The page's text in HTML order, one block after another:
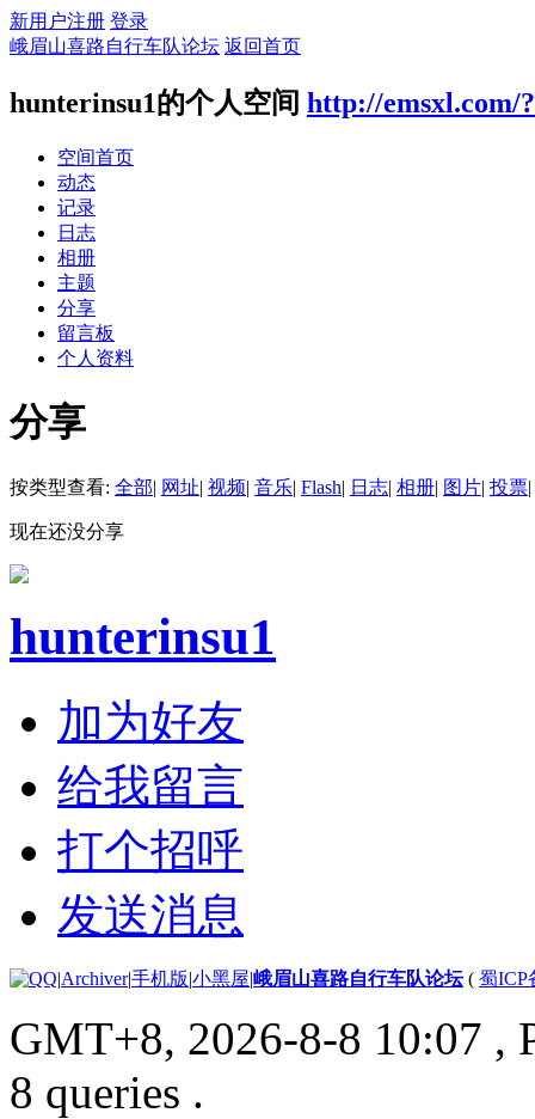
新用户注册 登录
峨眉山喜路自行车队论坛 返回首页
hunterinsu1的个人空间 http://emsxl.com/
空间首页
动态
记录
日志
相册
主题
分享
留言板
个人资料
分享
按类型查看: 全部| 网址| 视频| 音乐| Flash| 日志| 相册| 图片| 投票|
现在还没分享
hunterinsu1
加为好友
给我留言
打个招呼
发送消息
|Archiver|手机版|小黑屋|峨眉山喜路自行车队论坛( 蜀ICP
GMT+8, 2026-8-8 10:07 ,
8 queries .